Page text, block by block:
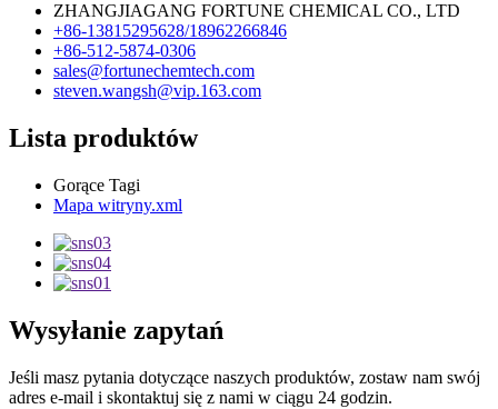
ZHANGJIAGANG FORTUNE CHEMICAL CO., LTD
+86-13815295628/18962266846
+86-512-5874-0306
sales@fortunechemtech.com
steven.wangsh@vip.163.com
Lista produktów
Gorące Tagi
Mapa witryny.xml
Wysyłanie zapytań
Jeśli masz pytania dotyczące naszych produktów, zostaw nam swój
adres e-mail i skontaktuj się z nami w ciągu 24 godzin.